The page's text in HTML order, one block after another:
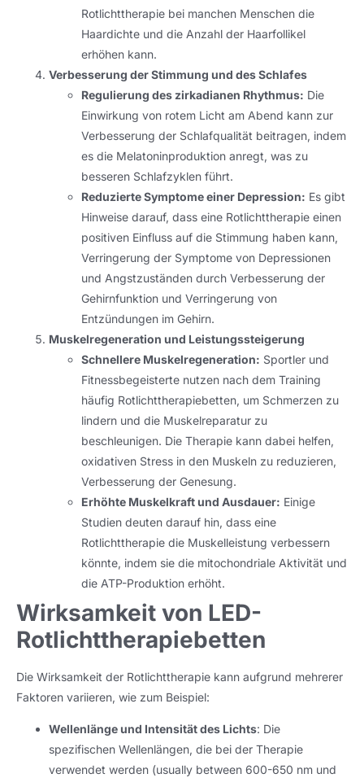
Rotlichttherapie bei manchen Menschen die
Haardichte und die Anzahl der Haarfollikel
erhöhen kann.
Verbesserung der Stimmung und des Schlafes
Regulierung des zirkadianen Rhythmus: Die
Einwirkung von rotem Licht am Abend kann zur
Verbesserung der Schlafqualität beitragen, indem
es die Melatoninproduktion anregt, was zu
besseren Schlafzyklen führt.
Reduzierte Symptome einer Depression: Es gibt
Hinweise darauf, dass eine Rotlichttherapie einen
positiven Einfluss auf die Stimmung haben kann,
Verringerung der Symptome von Depressionen
und Angstzuständen durch Verbesserung der
Gehirnfunktion und Verringerung von
Entzündungen im Gehirn.
Muskelregeneration und Leistungssteigerung
Schnellere Muskelregeneration: Sportler und
Fitnessbegeisterte nutzen nach dem Training
häufig Rotlichttherapiebetten, um Schmerzen zu
lindern und die Muskelreparatur zu
beschleunigen. Die Therapie kann dabei helfen,
oxidativen Stress in den Muskeln zu reduzieren,
Verbesserung der Genesung.
Erhöhte Muskelkraft und Ausdauer: Einige
Studien deuten darauf hin, dass eine
Rotlichttherapie die Muskelleistung verbessern
könnte, indem sie die mitochondriale Aktivität und
die ATP-Produktion erhöht.
Wirksamkeit von LED-
Rotlichttherapiebetten
Die Wirksamkeit der Rotlichttherapie kann aufgrund mehrerer
Faktoren variieren, wie zum Beispiel:
Wellenlänge und Intensität des Lichts: Die
spezifischen Wellenlängen, die bei der Therapie
verwendet werden (usually between 600-650 nm und